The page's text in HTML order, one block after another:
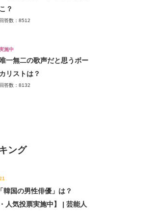
こ？
回答数：8512
施中
唯一無二の歌声だと思うボー
カリストは？
回答数：8132
ング
韓国の男性俳優」は？
人気投票実施中】 | 芸能人